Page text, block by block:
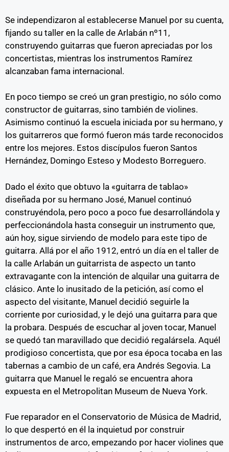
Se independizaron al establecerse Manuel por su cuenta,
fijando su taller en la calle de Arlabán nº11,
construyendo guitarras que fueron apreciadas por los
concertistas, mientras los instrumentos Ramírez
alcanzaban fama internacional.
En poco tiempo se creó un gran prestigio, no sólo como
constructor de guitarras, sino también de violines.
Asimismo continuó la escuela iniciada por su hermano, y
los guitarreros que formó fueron más tarde reconocidos
entre los mejores. Estos discípulos fueron Santos
Hernández, Domingo Esteso y Modesto Borreguero.
Dado el éxito que obtuvo la «guitarra de tablao»
diseñada por su hermano José, Manuel continuó
construyéndola, pero poco a poco fue desarrollándola y
perfeccionándola hasta conseguir un instrumento que,
aún hoy, sigue sirviendo de modelo para este tipo de
guitarra. Allá por el año 1912, entró un día en el taller de
la calle Arlabán un guitarrista de aspecto un tanto
extravagante con la intención de alquilar una guitarra de
clásico. Ante lo inusitado de la petición, así como el
aspecto del visitante, Manuel decidió seguirle la
corriente por curiosidad, y le dejó una guitarra para que
la probara. Después de escuchar al joven tocar, Manuel
se quedó tan maravillado que decidió regalársela. Aquél
prodigioso concertista, que por esa época tocaba en las
tabernas a cambio de un café, era Andrés Segovia. La
guitarra que Manuel le regaló se encuentra ahora
expuesta en el Metropolitan Museum de Nueva York.
Fue reparador en el Conservatorio de Música de Madrid,
lo que despertó en él la inquietud por construir
instrumentos de arco, empezando por hacer violines que